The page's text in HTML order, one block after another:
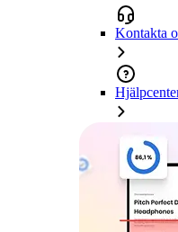
Kontakta